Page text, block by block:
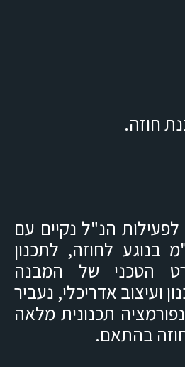
חוזה.
הנ"ל נקיים עם
בנוגע לחוזה, לתכנון
הטכני של המבנה
ועיצוב אדריכלי, נעביר
תכנונית מלאה
חוזה בהתאם.